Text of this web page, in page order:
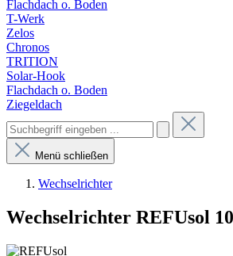
Flachdach o. Boden
T-Werk
Zelos
Chronos
TRITION
Solar-Hook
Flachdach o. Boden
Ziegeldach
Menü schließen
Wechselrichter
Wechselrichter REFUsol